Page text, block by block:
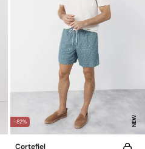
-82% NEW
Cortefiel